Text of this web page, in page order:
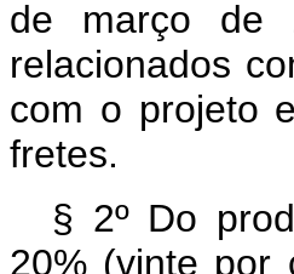
de março de
relacionados
com o projeto
fretes.
§ 2º Do
20% (vinte por